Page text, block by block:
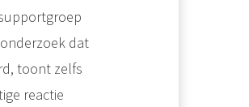
dat
toont zelfs
reactie